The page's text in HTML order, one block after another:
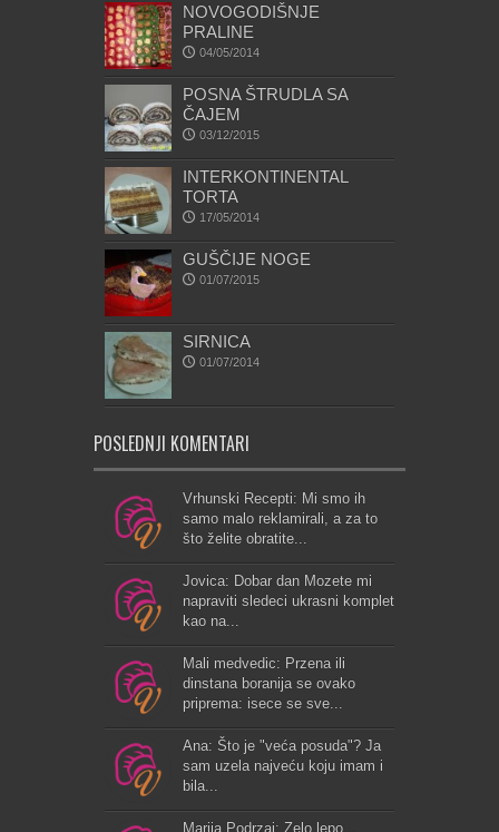
NOVOGODIŠNJE
PRALINE
04/05/2014
POSNA ŠTRUDLA SA
ČAJEM
03/12/2015
INTERKONTINENTAL
TORTA
17/05/2014
GUŠČIJE NOGE
01/07/2015
SIRNICA
01/07/2014
POSLEDNJI KOMENTARI
Vrhunski Recepti: Mi smo ih
samo malo reklamirali, a za to
što želite obratite...
Jovica: Dobar dan Mozete mi
napraviti sledeci ukrasni komplet
kao na...
Mali medvedic: Przena ili
dinstana boranija se ovako
priprema: isece se sve...
Ana: Što je "veća posuda"? Ja
sam uzela najveću koju imam i
bila...
Marija Podrzaj: Zelo lepo...